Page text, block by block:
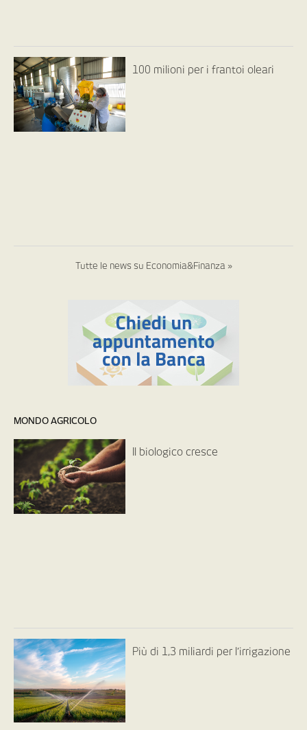
100 milioni per i frantoi oleari
Tutte le news su Economia&Finanza »
MONDO AGRICOLO
Il biologico cresce
Più di 1,3 miliardi per l’irrigazione